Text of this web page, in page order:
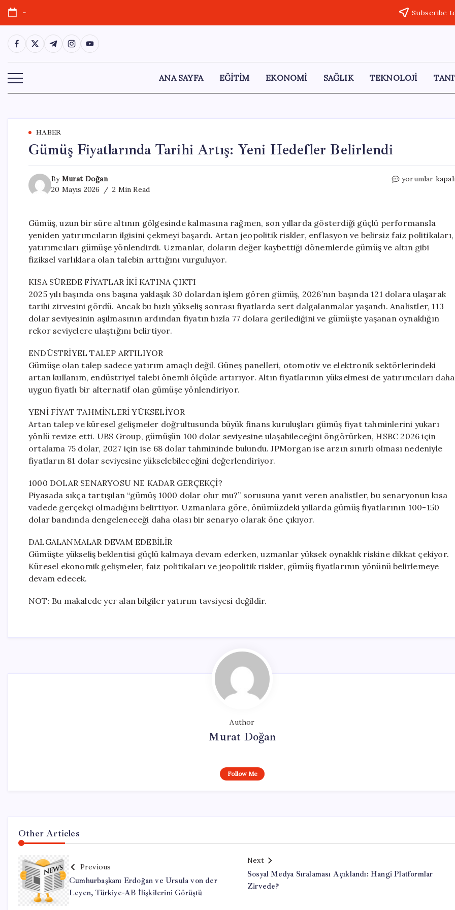
Skip
content
- Subscribe
https://www.facebook.com/
https://twitter.com/
https://t.me/
https://www.instagram.com/
https://youtube.com/
ANA SAYFA EĞİTİM EKONOMİ SAĞLIK TEKNOLOJİ
HABER
Gümüş Fiyatlarında Tarihi Artış: Yeni Hedefler Belirlendi
By Murat Doğan
20 Mayıs 2026
2 Min Read
Gümüş
Yeni
Hedefler
Belirlendi
için
yorumlar
Gümüş, uzun bir süre altının gölgesinde kalmasına rağmen, son yıllarda gösterdiği güçlü performansla
yeniden yatırımcıların ilgisini çekmeyi başardı. Artan jeopolitik riskler, enflasyon ve belirsiz faiz politikaları,
yatırımcıları gümüşe yönlendirdi. Uzmanlar, doların değer kaybettiği dönemlerde gümüş ve altın gibi
fiziksel varlıklara olan talebin arttığını vurguluyor.
KISA SÜREDE FİYATLAR İKİ KATINA ÇIKTI
2025 yılı başında ons başına yaklaşık 30 dolardan işlem gören gümüş, 2026’nın başında 121 dolara ulaşarak
tarihi zirvesini gördü. Ancak bu hızlı yükseliş sonrası fiyatlarda sert dalgalanmalar yaşandı. Analistler, 113
dolar seviyesinin aşılmasının ardından fiyatın hızla 77 dolara gerilediğini ve gümüşte yaşanan oynaklığın
rekor seviyelere ulaştığını belirtiyor.
ENDÜSTRİYEL TALEP ARTILIYOR
Gümüşe olan talep sadece yatırım amaçlı değil. Güneş panelleri, otomotiv ve elektronik sektörlerindeki
artan kullanım, endüstriyel talebi önemli ölçüde artırıyor. Altın fiyatlarının yükselmesi de yatırımcıları daha
uygun fiyatlı bir alternatif olan gümüşe yönlendiriyor.
YENİ FİYAT TAHMİNLERİ YÜKSELİYOR
Artan talep ve küresel gelişmeler doğrultusunda büyük finans kuruluşları gümüş fiyat tahminlerini yukarı
yönlü revize etti. UBS Group, gümüşün 100 dolar seviyesine ulaşabileceğini öngörürken, HSBC 2026 için
ortalama 75 dolar, 2027 için ise 68 dolar tahmininde bulundu. JPMorgan ise arzın sınırlı olması nedeniyle
fiyatların 81 dolar seviyesine yükselebileceğini değerlendiriyor.
1000 DOLAR SENARYOSU NE KADAR GERÇEKÇİ?
Piyasada sıkça tartışılan “gümüş 1000 dolar olur mu?” sorusuna yanıt veren analistler, bu senaryonun kısa
vadede gerçekçi olmadığını belirtiyor. Uzmanlara göre, önümüzdeki yıllarda gümüş fiyatlarının 100-150
dolar bandında dengeleneceği daha olası bir senaryo olarak öne çıkıyor.
DALGALANMALAR DEVAM EDEBİLİR
Gümüşte yükseliş beklentisi güçlü kalmaya devam ederken, uzmanlar yüksek oynaklık riskine dikkat çekiyor.
Küresel ekonomik gelişmeler, faiz politikaları ve jeopolitik riskler, gümüş fiyatlarının yönünü belirlemeye
devam edecek.
NOT: Bu makalede yer alan bilgiler yatırım tavsiyesi değildir.
Author
Murat Doğan
Follow Me
Other Articles
Previous
Cumhurbaşkanı Erdoğan ve Ursula von der
Leyen, Türkiye-AB İlişkilerini Görüştü
Next
Sosyal Medya Sıralaması Açıklandı: Hangi Platformlar
Zirvede?